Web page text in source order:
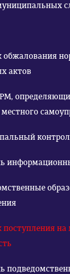
обжалования
актов
местного
поступления